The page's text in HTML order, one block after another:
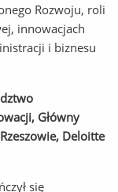
Rozwoju, roli
innowacjach
i biznesu
Główny
Deloitte
się